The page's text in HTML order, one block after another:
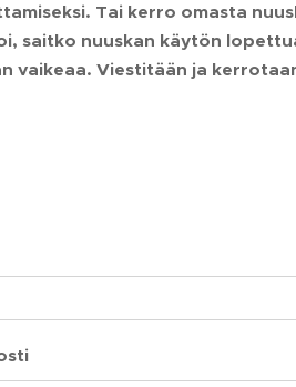
Tai kerro omasta
saitko nuuskan käytön
vaikeaa. Viestitään ja